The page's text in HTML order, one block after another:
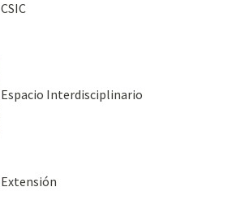
CSIC
Espacio Interdisciplinario
Extensión